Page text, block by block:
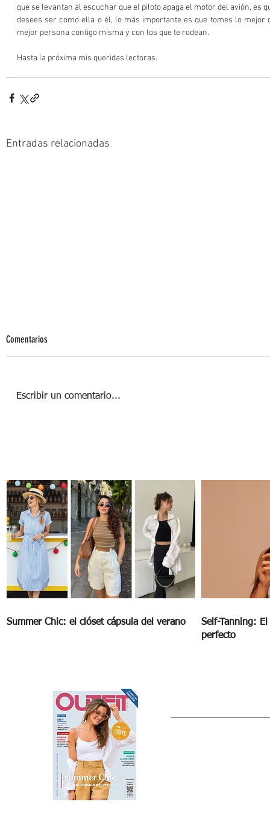
que se levantan al escuchar que el piloto apaga el motor del avión, es
desees ser como ella o él, lo más importante es que tomes lo mejor
mejor persona contigo misma y con los que te rodean.
Hasta la próxima mis queridas lectoras.
Entradas relacionadas
Comentarios
Escribir un comentario...
Summer Chic: el clóset cápsula del verano
Self-Tanning:
perfecto